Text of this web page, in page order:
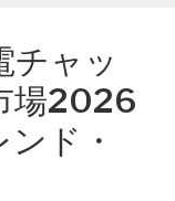
チャッ
場2026
ド・